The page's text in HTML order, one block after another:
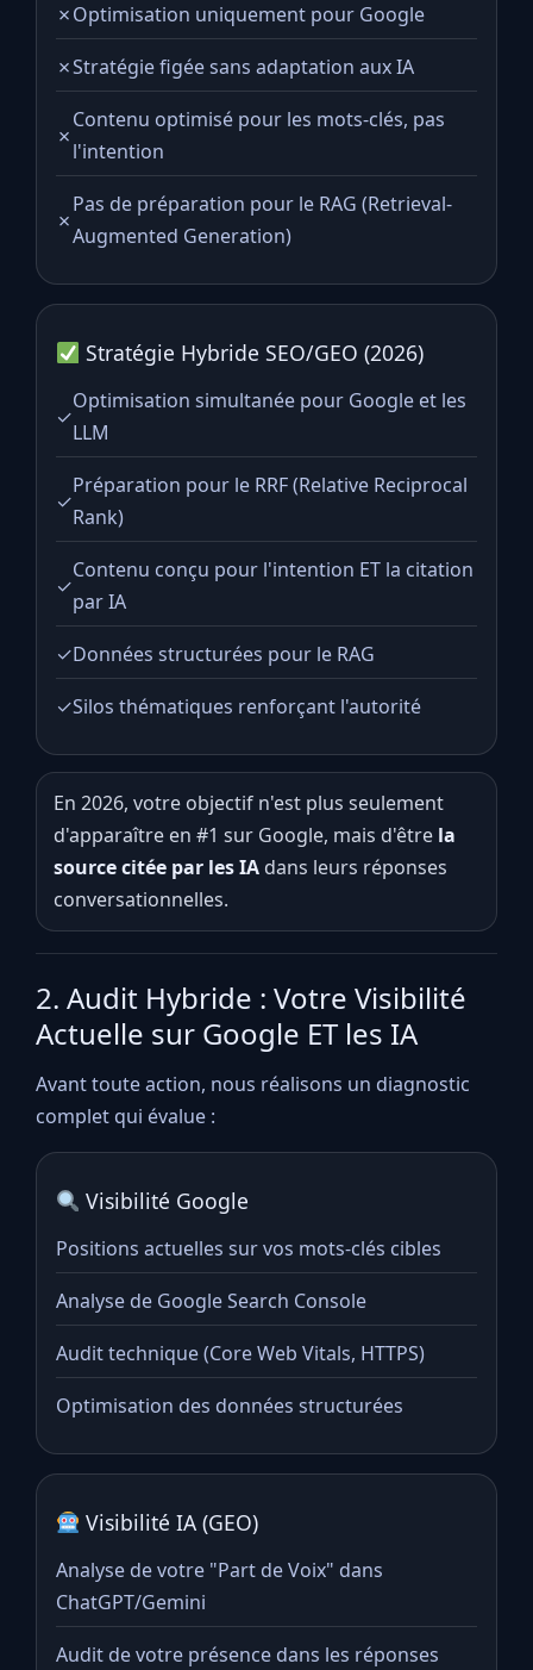
✗Optimisation uniquement pour Google
✗Stratégie figée sans adaptation aux IA
✗
Contenu optimisé pour les mots-clés, pas
l'intention
✗
Pas de préparation pour le RAG (Retrieval-
Augmented Generation)
Stratégie Hybride SEO/GEO (2026)
✓
Optimisation simultanée pour Google et les
LLM
✓
Préparation pour le RRF (Relative Reciprocal
Rank)
✓
Contenu conçu pour l'intention ET la citation
par IA
✓Données structurées pour le RAG
✓Silos thématiques renforçant l'autorité
En 2026, votre objectif n'est plus seulement
d'apparaître en #1 sur Google, mais d'être la
source citée par les IA dans leurs réponses
conversationnelles.
2. Audit Hybride : Votre Visibilité
Actuelle sur Google ET les IA
Avant toute action, nous réalisons un diagnostic
complet qui évalue :
Visibilité Google
Positions actuelles sur vos mots-clés cibles
Analyse de Google Search Console
Audit technique (Core Web Vitals, HTTPS)
Optimisation des données structurées
Visibilité IA (GEO)
Analyse de votre "Part de Voix" dans
ChatGPT/Gemini
Audit de votre présence dans les réponses